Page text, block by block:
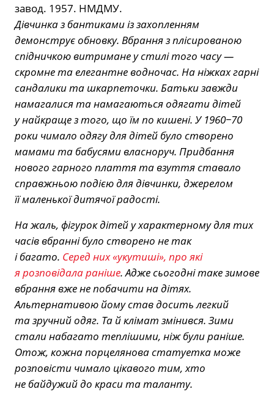
завод. 1957. НМДМУ.
Дівчинка з бантиками із захопленням
демонструє обновку. Вбрання з плісированою
спідничкою витримане у стилі того часу —
скромне та елегантне водночас. На ніжках гарні
сандалики та шкарпеточки. Батьки завжди
намагалися та намагаються одягати дітей
у найкраще з того, що їм по кишені. У 1960−70
роки чимало одягу для дітей було створено
мамами та бабусями власноруч. Придбання
нового гарного плаття та взуття ставало
справжньою подією для дівчинки, джерелом
її маленької дитячої радості.
На жаль, фігурок дітей у характерному для тих
часів вбранні було створено не так
і багато. Серед них «укутиші», про які
я розповідала раніше. Адже сьогодні таке зимове
вбрання вже не побачити на дітях.
Альтернативою йому став досить легкий
та зручний одяг. Та й клімат змінився. Зими
стали набагато теплішими, ніж були раніше.
Отож, кожна порцелянова статуетка може
розповісти чимало цікавого тим, хто
не байдужий до краси та таланту.